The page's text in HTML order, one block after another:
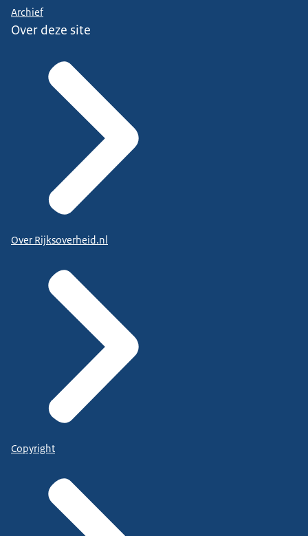
Archief
Over deze site
Over Rijksoverheid.nl
Copyright